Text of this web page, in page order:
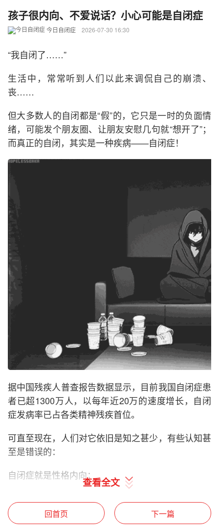
孩子很内向、不爱说话？小心可能是自闭症
今日自闭症 2026-07-30 16:30
“我自闭了……”
生活中，常常听到人们以此来调侃自己的崩溃、
丧……
但大多数人的自闭都是“假”的，它只是一时的负面情
绪，可能发个朋友圈、让朋友安慰几句就“想开了”；
而真正的自闭，其实是一种疾病——自闭症！
据中国残疾人普查报告数据显示，目前我国自闭症患
者已超1300万人，以每年近20万的速度增长，自闭
症发病率已占各类精神残疾首位。
可直至现在，人们对它依旧是知之甚少，有些认知甚
至是错误的：
自闭症就是性格内向；
自闭症就是心理出问题了，父母离婚的孩子容易
查看全文
回首页 下一篇